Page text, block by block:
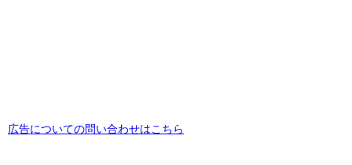
広告についての問い合わせはこちら